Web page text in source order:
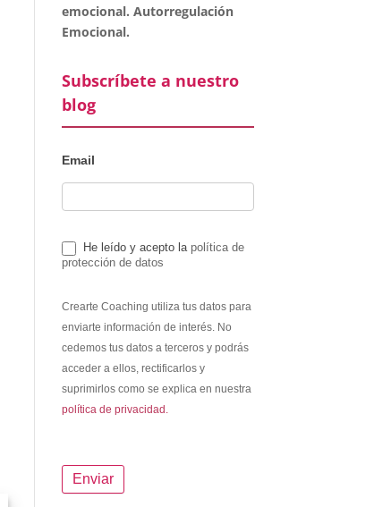
emocional. Autorregulación
Emocional.
Subscríbete a nuestro
blog
Email
He leído y acepto la política de
protección de datos
Crearte Coaching utiliza tus datos para
enviarte información de interés. No
cedemos tus datos a terceros y podrás
acceder a ellos, rectificarlos y
suprimirlos como se explica en nuestra
política de privacidad.